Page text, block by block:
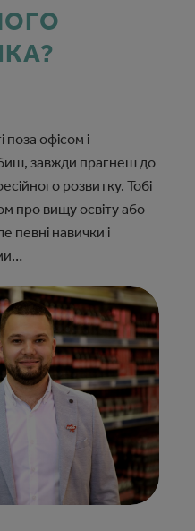
офісом і
завжди прагнеш до
розвитку. Тобі
про вищу освіту або
певні навички і